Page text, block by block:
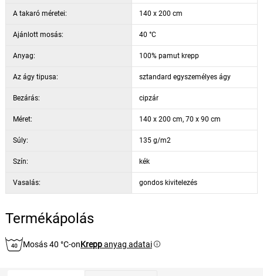
A takaró méretei: 140 x 200 cm
Ajánlott mosás: 40 °C
Anyag: 100% pamut krepp
Az ágy tipusa: sztandard egyszemélyes ágy
Bezárás: cipzár
Méret: 140 x 200 cm, 70 x 90 cm
Súly: 135 g/m2
Szín: kék
Vasalás: gondos kivitelezés
Termékápolás
Mosás 40 °C-onKreppanyag adatai